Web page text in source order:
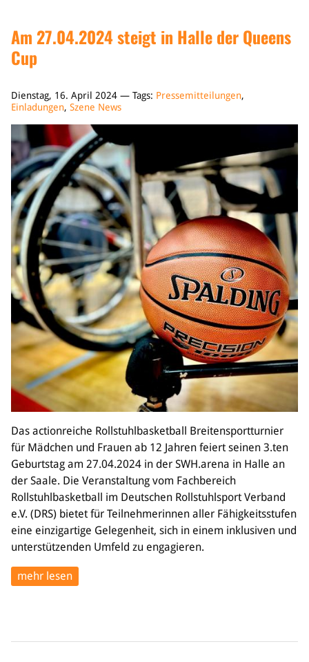
Am 27.04.2024 steigt in Halle der Queens
Cup
Dienstag, 16. April 2024 — Tags: Pressemitteilungen,
Einladungen, Szene News
Das actionreiche Rollstuhlbasketball Breitensportturnier
für Mädchen und Frauen ab 12 Jahren feiert seinen 3.ten
Geburtstag am 27.04.2024 in der SWH.arena in Halle an
der Saale. Die Veranstaltung vom Fachbereich
Rollstuhlbasketball im Deutschen Rollstuhlsport Verband
e.V. (DRS) bietet für Teilnehmerinnen aller Fähigkeitsstufen
eine einzigartige Gelegenheit, sich in einem inklusiven und
unterstützenden Umfeld zu engagieren.
mehr lesen